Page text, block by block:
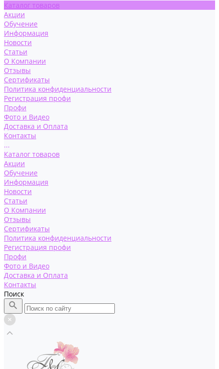
Каталог товаров
Акции
Обучение
Информация
Новости
Статьи
О Компании
Отзывы
Сертификаты
Политика конфиденциальности
Регистрация профи
Профи
Фото и Видео
Доставка и Оплата
Контакты
...
Каталог товаров
Акции
Обучение
Информация
Новости
Статьи
О Компании
Отзывы
Сертификаты
Политика конфиденциальности
Регистрация профи
Профи
Фото и Видео
Доставка и Оплата
Контакты
Поиск